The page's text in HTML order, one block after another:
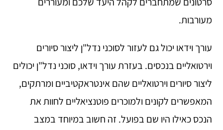
מעורבות.
עורך וידאו יכול גם לעזור לסוכני נדל"ן ליצור סיורים
וירטואליים בנכסים. בעזרת עורך וידאו, סוכני נדל"ן יכולים
ליצור סיורים וירטואליים שהם אינטראקטיביים ומרתקים,
המאפשרים לקונים ולמוכרים פוטנציאליים לחוות את
הנכס כאילו היו שם בפועל. זה חשוב במיוחד במצב